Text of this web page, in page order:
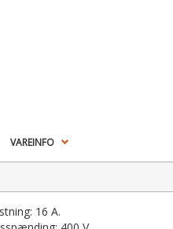
VAREINFO
16 A.